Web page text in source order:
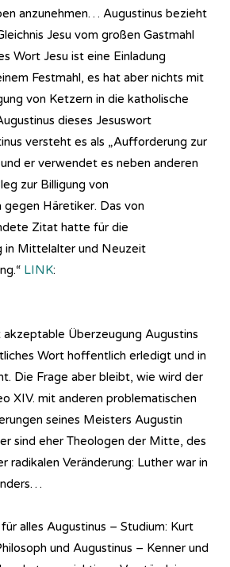
anzunehmen… Augustinus bezieht
Jesu vom großen Gastmahl
Wort Jesu ist eine Einladung
Festmahl, es hat aber nichts mit
von Ketzern in die katholische
dieses Jesuswort
versteht es als „Aufforderung zur
er verwendet es neben anderen
zur Billigung von
gegen Häretiker. Das von
Zitat hatte für die
in Mittelalter und Neuzeit
LINK:
Überzeugung Augustins
Wort hoffentlich erledigt und in
Die Frage aber bleibt, wie wird der
XIV. mit anderen problematischen
seines Meisters Augustin
sind eher Theologen der Mitte, des
radikalen Veränderung: Luther war in
alles Augustinus – Studium: Kurt
und Augustinus – Kenner und